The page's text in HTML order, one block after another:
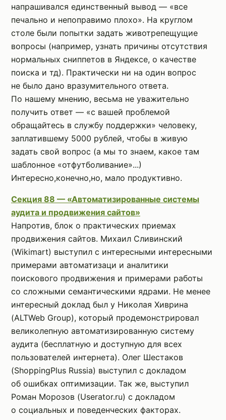
напрашивался единственный вывод — «все
печально и непоправимо плохо». На круглом
столе были попытки задать животрепещущие
вопросы (например, узнать причины отсутствия
нормальных сниппетов в Яндексе, о качестве
поиска и тд). Практически ни на один вопрос
не было дано вразумительного ответа.
По нашему мнению, весьма не уважительно
получить ответ — «с вашей проблемой
обращайтесь в службу поддержки» человеку,
заплатившему 5000 рублей, чтобы в живую
задать свой вопрос (а мы то знаем, какое там
шаблонное «отфутболивание»...)
Интересно,конечно,но, мало продуктивно.
Секция 88 — «Автоматизированные системы
аудита и продвижения сайтов»
Напротив, блок о практических приемах
продвижения сайтов. Михаил Сливинский
(Wikimart) выступил с интересными интересными
примерами автоматизаци и аналитики
поискового продвижения и примерами работы
со сложными семантическими ядрами. Не менее
интересный доклад был у Николая Хиврина
(ALTWeb Group), который продемонстрировал
великолепную автоматизированную систему
аудита (бесплатную и доступную для всех
пользователей интернета). Олег Шестаков
(ShoppingPlus Russia) выступил с докладом
об ошибках оптимизации. Так же, выступил
Роман Морозов (Userator.ru) с докладом
о социальных и поведенческих факторах.